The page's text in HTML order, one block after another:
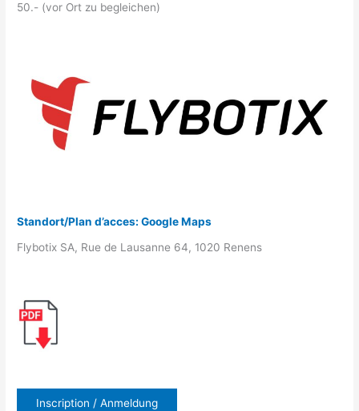
50.- (vor Ort zu begleichen)
Standort/Plan d’acces: Google Maps
Flybotix SA, Rue de Lausanne 64, 1020 Renens
Inscription / Anmeldung